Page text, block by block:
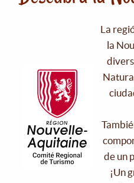
La
la
de un
¡Un